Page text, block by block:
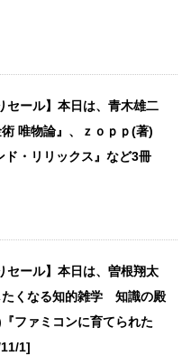
セール】本日は、青木雄二
唯物論』、ｚｏｐｐ(著)
ド・リリックス』など3冊
セール】本日は、曽根翔太
たくなる知的雑学 知識の殿
ファミコンに育てられた
1]